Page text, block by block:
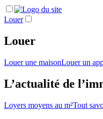
Louer
Louer
Louer une maisonLouer un
L’actualité de
Loyers moyens au m²Tout